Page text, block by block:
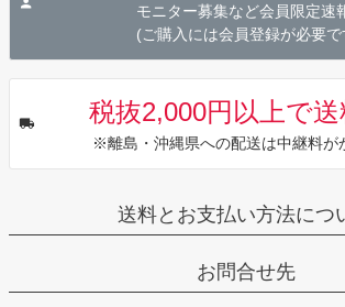
モニター募集など会員限定速
(ご購入には会員登録が必要で
税抜2,000円以上で
※離島・沖縄県への配送は中継料が
送料とお支払い方法につ
お問合せ先